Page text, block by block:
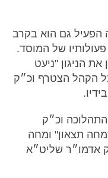
הפעיל גם הוא בקרב
פעולותיו של המוסד.
הניגון "ניעט
הקהל הצטרף וכ״ק
וכ״ק
תצאון" ומחה
אדמו״ר שליט״א